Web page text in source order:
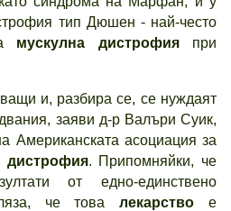
тип Дюшен - най-често
мускулна дистрофияпри
и, разбира се, се нуждаят
заяви д-р Валъри Суик,
Американската асоциация за
дистрофия. Припомняйки, че
от едно-единствено
че товалекарство е